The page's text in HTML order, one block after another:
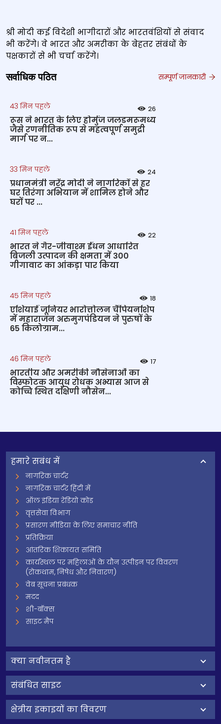
श्री मोदी कई विदेशी भागीदारों और भारतवंशियों से संवाद
भी करेंगे। वे भारत और अमरीका के बेहतर संबंधों के
पक्षकारों से भी चर्चा करेंगे।
सर्वाधिक पठित सम्पूर्ण जानकारी
43 मिन पहले 26
रूस ने भारत के लिए होर्मुज जलडमरूमध्य
जैसे रणनीतिक रूप से महत्वपूर्ण समुद्री
मार्ग पर न...
33 मिन पहले 24
प्रधानमंत्री नरेंद्र मोदी ने नागरिकों से हर
घर तिरंगा अभियान में शामिल होने और
घरों पर ...
41 मिन पहले 22
भारत ने गैर-जीवाश्म ईंधन आधारित
बिजली उत्पादन की क्षमता में 300
गीगावाट का आंकड़ा पार किया
45 मिन पहले 18
एशियाई जूनियर भारोत्तोलन चैंपियनशिप
में महाराजन अरुमुगपंडियन ने पुरुषों के
65 किलोग्राम...
46 मिन पहले 17
भारतीय और अमरीकी नौसेनाओं का
विस्फोटक आयुध रोधक अभ्यास आज से
कोच्चि स्थित दक्षिणी नौसेन...
हमारे सबंध में
नागरिक चार्टर
नागरिक चार्टर हिंदी में
ऑल इंडिया रेडियो कोड
वृत्तसेवा विभाग
प्रसारण मीडिया के लिए समाचार नीति
प्रतिक्रिया
आंतरिक शिकायत समिति
कार्यस्थल पर महिलाओं के यौन उत्पीड़न पर विवरण
(रोकथाम, निषेध और निवारण)
वेब सूचना प्रबंधक
मदद
शी-बॉक्स
साइट मैप
क्‍या नवीनतम है
संबंधित साइट
क्षेत्रीय इकाइयों का विवरण